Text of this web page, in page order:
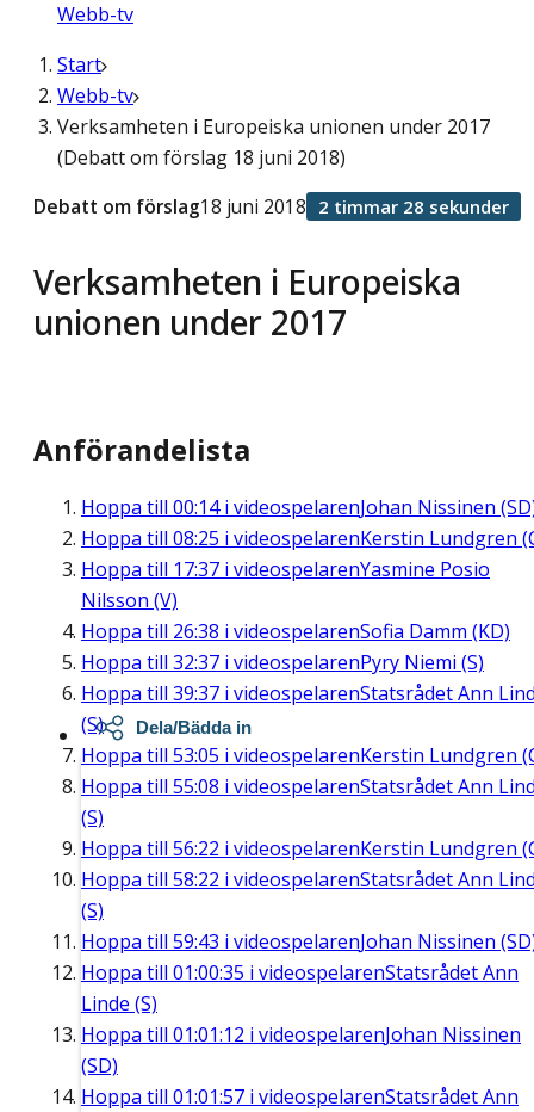
Webb-tv
Start
Webb-tv
Verksamheten i Europeiska unionen under 2017
(Debatt om förslag 18 juni 2018)
Verksamheten i Europeiska
unionen under 2017
Debatt om förslag18 juni 2018 2 timmar 28 sekunder
Anförandelista
Hoppa till 00:14i videospelarenJohan Nissinen
Hoppa till 08:25 i videospelarenKerstin Lundgren
Hoppa till 17:37 i videospelarenYasmine Posio
Nilsson (V)
Hoppa till 26:38 i videospelarenSofia Damm (KD)
Hoppa till 32:37 i videospelarenPyry Niemi (S)
Hoppa till 39:37 i videospelarenStatsrådet Ann
(S)
Hoppa till 53:05 i videospelarenKerstin Lundgren
Hoppa till 55:08 i videospelarenStatsrådet Ann
(S)
Hoppa till 56:22 i videospelarenKerstin Lundgren
Hoppa till 58:22 i videospelarenStatsrådet Ann
(S)
Hoppa till 59:43 i videospelarenJohan Nissinen
Hoppa till 01:00:35 i videospelarenStatsrådet Ann
Linde (S)
Hoppa till 01:01:12 i videospelarenJohan Nissinen
(SD)
Hoppa till 01:01:57 i videospelarenStatsrådet Ann
Dela/Bädda in